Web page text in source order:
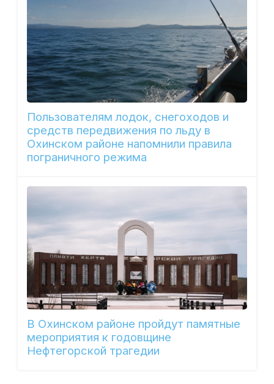
Пользователям лодок, снегоходов и
средств передвижения по льду в
Охинском районе напомнили правила
пограничного режима
В Охинском районе пройдут памятные
мероприятия к годовщине
Нефтегорской трагедии